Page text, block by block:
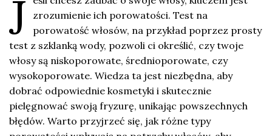
J
zrozumienie ich porowatości. Test na
porowatość włosów, na przykład poprzez prosty
test z szklanką wody, pozwoli ci określić, czy twoje
włosy są niskoporowate, średnioporowate, czy
wysokoporowate. Wiedza ta jest niezbędna, aby
dobrać odpowiednie kosmetyki i skutecznie
pielęgnować swoją fryzurę, unikając powszechnych
błędów. Warto przyjrzeć się, jak różne typy